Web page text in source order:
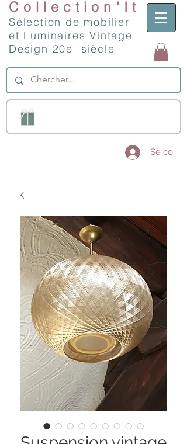
Collection'It
Sélection de mobilier
et Luminaires Vintage
Design 20e siècle
Se